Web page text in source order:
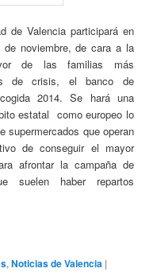
de Valencia participará en
noviembre, de cara a la
de las familias más
de crisis, el banco de
2014. Se hará una
estatal como europeo lo
supermercados que operan
de conseguir el mayor
afrontar la campaña de
suelen haber repartos
,Noticias de Valencia |